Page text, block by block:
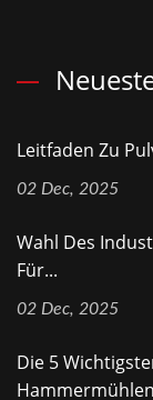
Leitfaden Zu
02 Dec, 2025
Wahl Des
Für...
02 Dec, 2025
Die 5